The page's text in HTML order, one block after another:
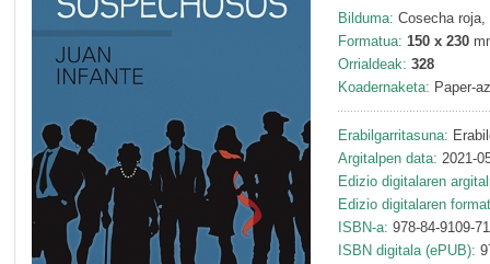
Bilduma: Cosecha roja,
Formatua: 150 x 230
Orrialdeak: 328
Koadernaketa: Paper-
Erabilgarritasuna:
Argitalpen data: 2021-
Edizio digitalaren
Edizio digitalaren
ISBN-a: 978-84-9109-
ISBN digitala (ePUB):